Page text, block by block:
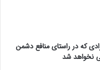
که در راستای منافع دشمن
نخواهد شد